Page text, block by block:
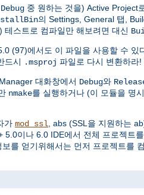
Debug 중 원하는 것을) Active Project
의 Settings, General 탭,
테스트로 컴파일만 해보려면 대신
(97)에서도 이 파일을 사용할 수 있
드시 .msproj 파일로 다시 변환하라
대화창에서 Debug와
nmake를 실행하거나 (이 모듈을 명
가 mod_ssl, abs (SSL을 지원하는
5.0이나 6.0 IDE에서 전체 프로젝
를 얻기위해서는 먼저 프로젝트를